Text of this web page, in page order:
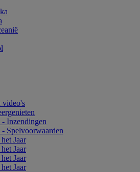
video's
- Inzendingen
- Spelvoorwaarden
Jaar
Jaar
Jaar
Jaar